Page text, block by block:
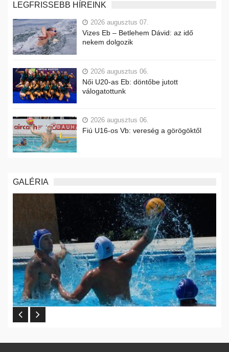
LEGFRISSEBB HÍREINK
2026 augusztus 07.
Vizes Eb – Betlehem Dávid: az idő
nekem dolgozik
2026 augusztus 06.
Női U20-as Eb: döntőbe jutott
válogatottunk
2026 augusztus 06.
Fiú U16-os Vb: vereség a görögöktől
GALÉRIA